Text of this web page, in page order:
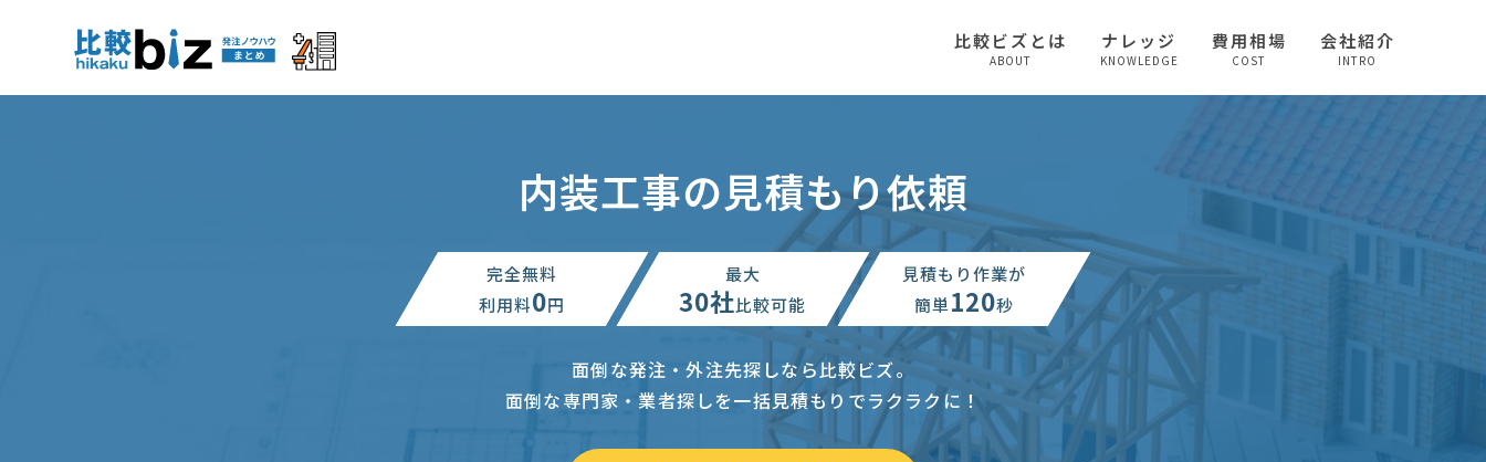
比較ビズとは
ABOUT
ナレッジ
KNOWLEDGE
費用相場
COST
会社紹介
INTRO
内装工事の見積もり依頼
完全無料
利用料0円
最大
30社比較可能
見積もり作業が
簡単120秒
面倒な発注・外注先探しなら比較ビズ。
面倒な専門家・業者探しを一括見積もりでラクラクに！